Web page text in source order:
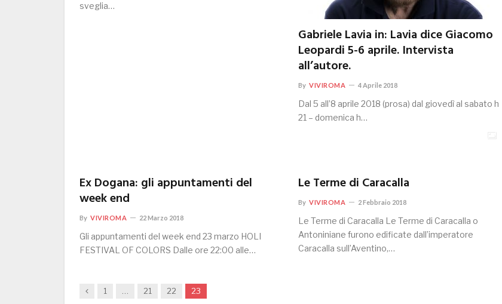
sveglia…
Gabriele Lavia in: Lavia dice Giacomo
Leopardi 5-6 aprile. Intervista
all’autore.
By VIVIROMA 4 Aprile 2018
Dal 5 all’8 aprile 2018 (prosa) dal giovedì al sabato h
21 – domenica h…
Ex Dogana: gli appuntamenti del
week end
By VIVIROMA 22 Marzo 2018
Gli appuntamenti del week end 23 marzo HOLI
FESTIVAL OF COLORS Dalle ore 22:00 alle…
Le Terme di Caracalla
By VIVIROMA 2 Febbraio 2018
Le Terme di Caracalla Le Terme di Caracalla o
Antoniniane furono edificate dall’imperatore
Caracalla sull’Aventino,…
Previous
1 21 22 23